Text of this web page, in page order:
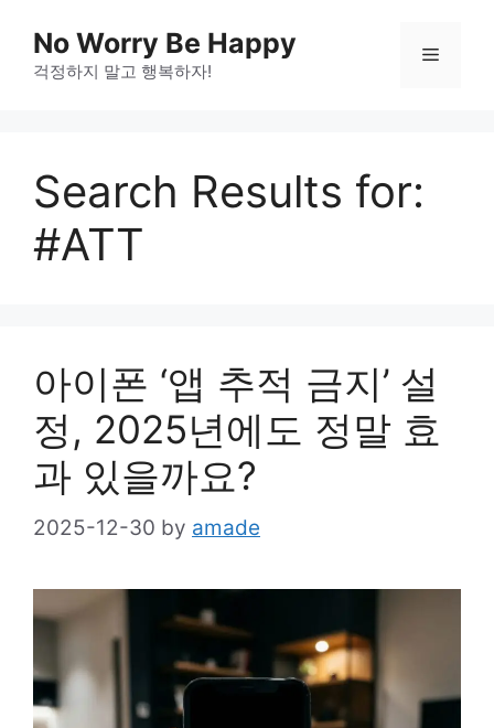
content
No Worry Be Happy
걱정하지 말고 행복하자!
Menu
Search Results for:
#ATT
아이폰 ‘앱 추적 금지’ 설
정, 2025년에도 정말 효
과 있을까요?
2025-12-30 by amade